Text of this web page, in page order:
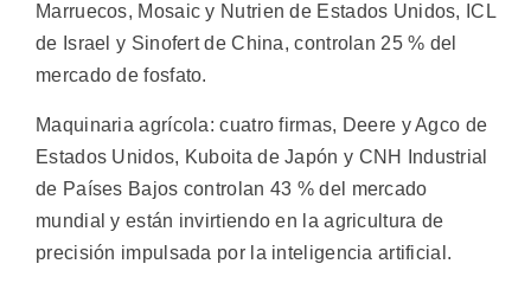
Marruecos, Mosaic y Nutrien de Estados Unidos, ICL
de Israel y Sinofert de China, controlan 25 % del
mercado de fosfato.
Maquinaria agrícola: cuatro firmas, Deere y Agco de
Estados Unidos, Kuboita de Japón y CNH Industrial
de Países Bajos controlan 43 % del mercado
mundial y están invirtiendo en la agricultura de
precisión impulsada por la inteligencia artificial.